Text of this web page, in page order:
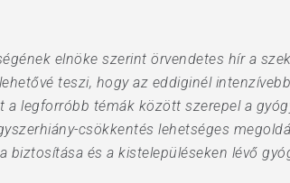
elnöke szerint örvendetes hír a
teszi, hogy az eddiginél
legforróbb témák között szerepel a
csökkentés lehetséges
és a kistelepüléseken lévő